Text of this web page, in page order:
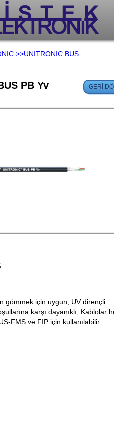
>>UNITRONIC BUS
PB Yv
gömmek için uygun, UV dirençli
karşı dayanıklı; Kablolar
FMS ve FIP için kullanılabilir